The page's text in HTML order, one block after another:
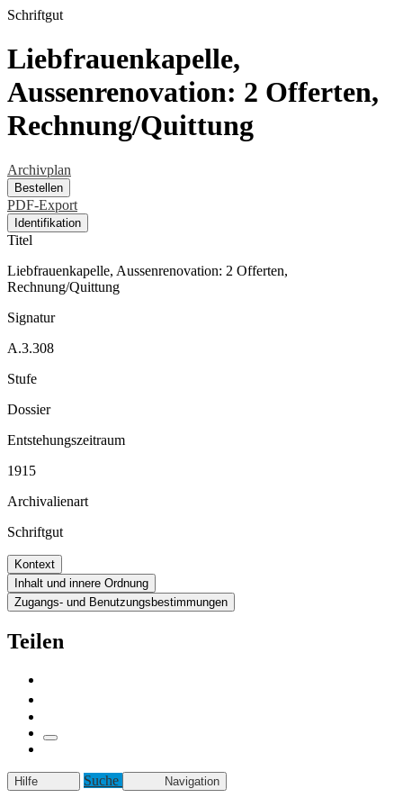
Schriftgut
Liebfrauenkapelle,
Aussenrenovation: 2 Offerten,
Rechnung/Quittung
Archivplan
Bestellen
PDF-Export
Identifikation
Titel
Liebfrauenkapelle, Aussenrenovation: 2 Offerten,
Rechnung/Quittung
Signatur
A.3.308
Stufe
Dossier
Entstehungszeitraum
1915
Archivalienart
Schriftgut
Kontext
Inhalt und innere Ordnung
Zugangs- und Benutzungsbestimmungen
Teilen
Hilfe Suche Navigation